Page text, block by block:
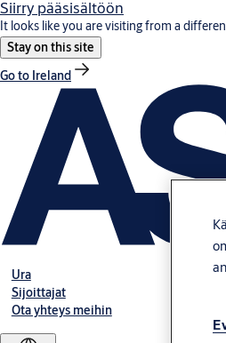
Siirry pääsisältöön
It looks like you are visiting from a
Stay on this site
Go to Ireland
Ura
Sijoittajat
Ota yhteys meihin